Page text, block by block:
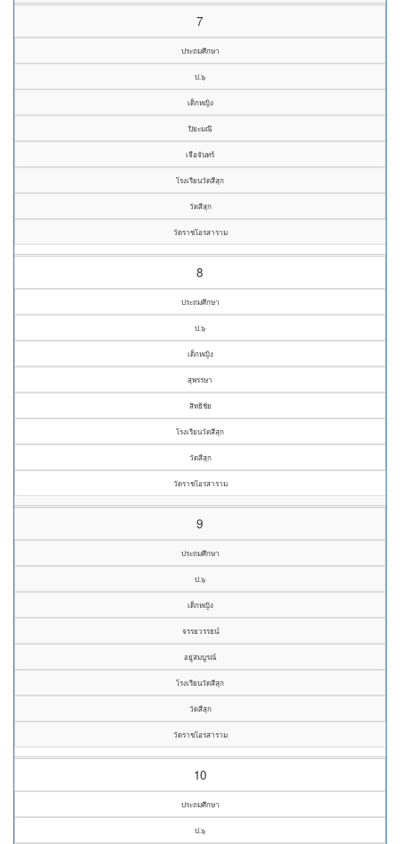
7
ประถมศึกษา
ป.๖
เด็กหญิง
ปิยะมณี
เจือจันทร์
โรงเรียนวัดสีสุก
วัดสีสุก
วัดราชโอรสาราม
8
ประถมศึกษา
ป.๖
เด็กหญิง
สุพรรษา
สิทธิชัย
โรงเรียนวัดสีสุก
วัดสีสุก
วัดราชโอรสาราม
9
ประถมศึกษา
ป.๖
เด็กหญิง
จรรยวรรธน์
อยู่สมบูรณ์
โรงเรียนวัดสีสุก
วัดสีสุก
วัดราชโอรสาราม
10
ประถมศึกษา
ป.๖